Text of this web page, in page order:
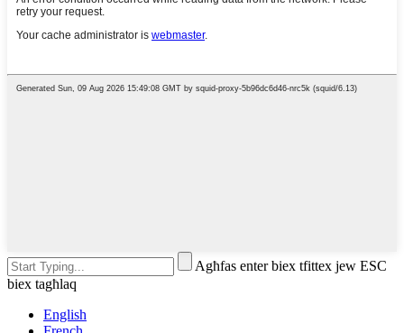
Agħfas enter biex tfittex jew ESC
biex tagħlaq
English